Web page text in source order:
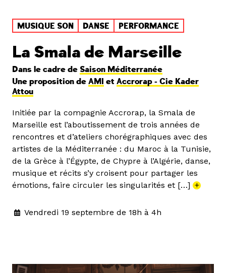
MUSIQUE SON DANSE PERFORMANCE
La Smala de Marseille
Dans le cadre de Saison Méditerranée
Une proposition de AMI et Accrorap - Cie Kader
Attou
Initiée par la compagnie Accrorap, la Smala de
Marseille est l’aboutissement de trois années de
rencontres et d’ateliers chorégraphiques avec des
artistes de la Méditerranée : du Maroc à la Tunisie,
de la Grèce à l’Égypte, de Chypre à l’Algérie, danse,
musique et récits s’y croisent pour partager les
émotions, faire circuler les singularités et […] +
Vendredi 19 septembre de 18h à 4h